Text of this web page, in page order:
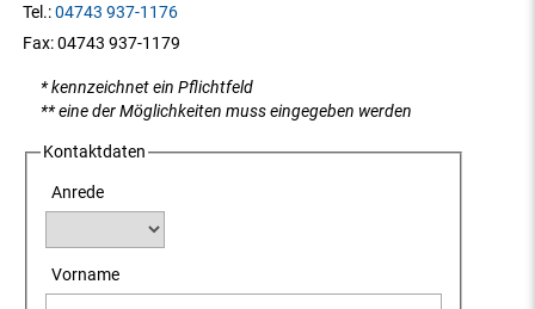
Tel.:04743 937-1176
Fax:04743 937-1179
* kennzeichnet ein Pflichtfeld
** eine der Möglichkeiten muss eingegeben werden
Kontaktdaten
Anrede
Vorname